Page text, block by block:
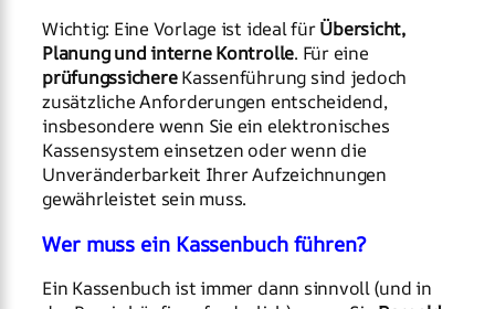
Wichtig: Eine Vorlage ist ideal fürÜbersicht,
Planung und interne Kontrolle. Für eine
prüfungssichereKassenführung sind jedoch
zusätzliche Anforderungen entscheidend,
insbesondere wenn Sie ein elektronisches
Kassensystem einsetzen oder wenn die
Unveränderbarkeit Ihrer Aufzeichnungen
gewährleistet sein muss.
Wer muss ein Kassenbuch führen?
Ein Kassenbuch ist immer dann sinnvoll (und in